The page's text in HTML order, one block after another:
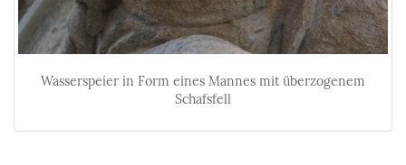
Wasserspeier in Form eines Mannes mit überzogenem
Schafsfell